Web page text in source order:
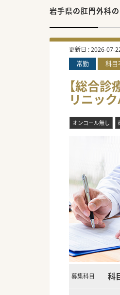
岩手県の肛門外科の
更新日 :2026-07-
常勤 科目
【総合
リニッ
オンコール無し
募集科目 科